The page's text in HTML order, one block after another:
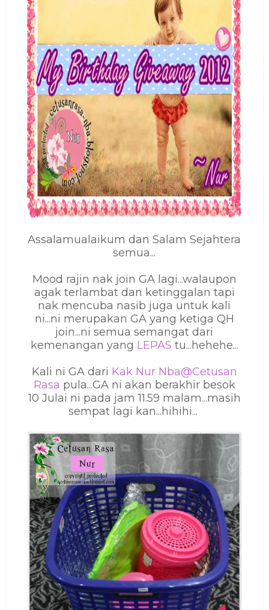
Assalamualaikum dan Salam Sejahtera
semua...
Mood rajin nak join GA lagi...walaupon
agak terlambat dan ketinggalan tapi
nak mencuba nasib juga untuk kali
ni...ni merupakan GA yang ketiga QH
join...ni semua semangat dari
kemenangan yang LEPAS tu...hehehe...
Kali ni GA dari Kak Nur Nba@Cetusan
Rasa pula...GA ni akan berakhir besok
10 Julai ni pada jam 11.59 malam...masih
sempat lagi kan...hihihi...